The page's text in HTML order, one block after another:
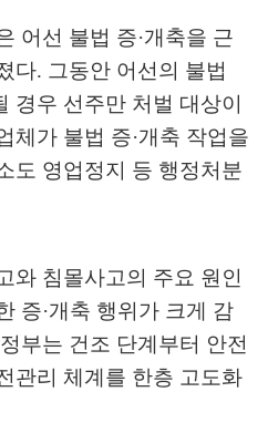
어선 불법 증·개축을 근
다. 그동안 어선의 불법
경우 선주만 처벌 대상이
체가 불법 증·개축 작업을
도 영업정지 등 행정처분
와 침몰사고의 주요 원인
증·개축 행위가 크게 감
정부는 건조 단계부터 안전
관리 체계를 한층 고도화